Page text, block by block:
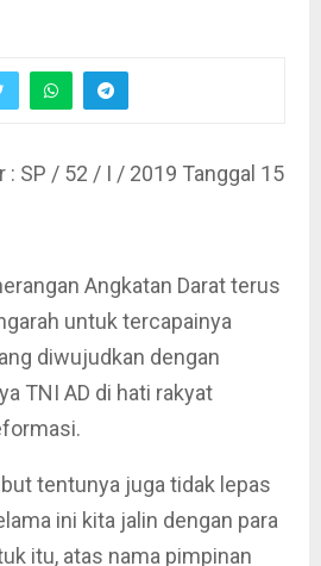
: SP / 52 / I / 2019 Tanggal 15
Angkatan Darat terus
untuk tercapainya
diwujudkan dengan
TNI AD di hati rakyat
tentunya juga tidak lepas
ini kita jalin dengan para
itu, atas nama pimpinan